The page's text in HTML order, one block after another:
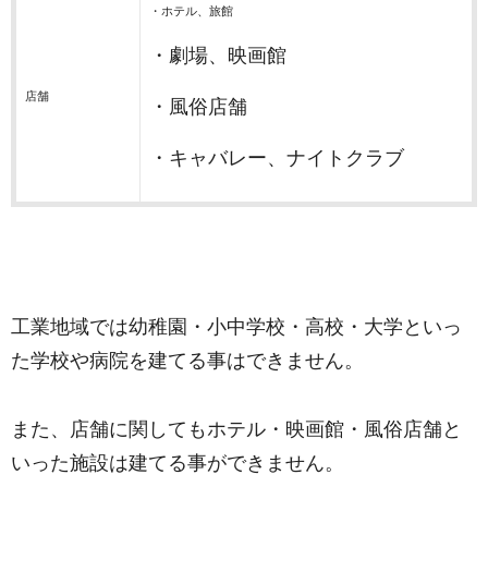
店舗
・ホテル、旅館
・劇場、映画館
・風俗店舗
・キャバレー、ナイトクラブ
工業地域では幼稚園・小中学校・高校・大学といっ
た学校や病院を建てる事はできません。
また、店舗に関してもホテル・映画館・風俗店舗と
いった施設は建てる事ができません。